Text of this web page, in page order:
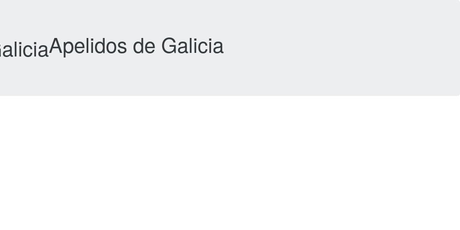
Apelidos de Galicia